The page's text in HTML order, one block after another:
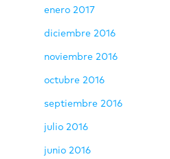
enero 2017
diciembre 2016
noviembre 2016
octubre 2016
septiembre 2016
julio 2016
junio 2016